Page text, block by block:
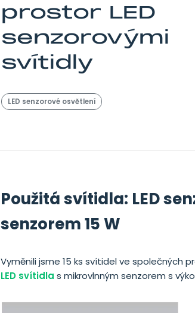
prostor LED
senzorovými
svítidly
LED senzorové osvětlení
Použitá svítidla: LED
senzorem 15 W
Vyměnili jsme 15 ks svítidel ve společných
LED svítidla s mikrovlnným senzorem s